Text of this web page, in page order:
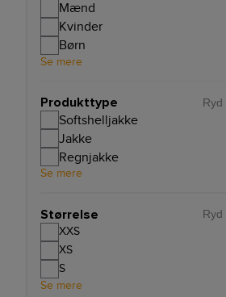
Mænd
Kvinder
Børn
Se mere
Produkttype Ryd
Softshelljakke
Jakke
Regnjakke
Se mere
Størrelse
Ryd
XXS
XS
S
Se mere